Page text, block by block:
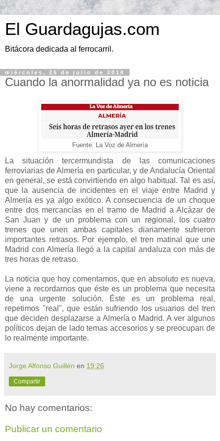
El Guardagujas.com
Bitácora dedicada al ferrocarril.
miércoles, 25 de julio de 2018
Cuando la anormalidad ya no es noticia
Fuente: La Voz de Almería
La situación tercermundista de las comunicaciones
ferroviarias de Almería en particular, y de Andalucía Oriental
en general, se está convirtiendo en algo habitual. Tal es así,
que la ausencia de incidentes en el viaje entre Madrid y
Almería es ya algo exótico. A consecuencia de un choque
entre dos mercancías en el tramo de Madrid a Alcázar de
San Juan y de un problema con un regional, los cuatro
trenes que unen ambas capitales diariamente sufrieron
importantes retrasos. Por ejemplo, el tren matinal que une
Madrid con Almería llegó a la capital andaluza con más de
tres horas de retraso.
La noticia que hoy comentamos, que en absoluto es nueva,
viene a recordarnos que éste es un problema que necesita
de una urgente solución. Éste es un problema real,
repetimos "real", que están sufriendo los usuarios del tren
que deciden desplazarse a Almería o Madrid. A ver algunos
políticos dejan de lado temas accesorios y se preocupan de
lo realmente importante.
Jorge Alfonso Guillén en 19:26
Compartir
No hay comentarios:
Publicar un comentario